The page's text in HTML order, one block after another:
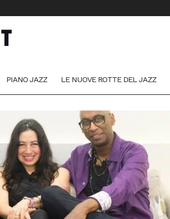
PIANO JAZZ LE NUOVE ROTTE DEL JAZZ